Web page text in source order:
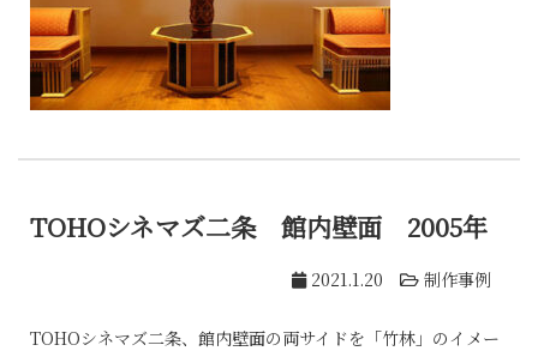
TOHOシネマズ二条 館内壁面 2005年
2021.1.20 制作事例
TOHOシネマズ二条、館内壁面の両サイドを「竹林」のイメー